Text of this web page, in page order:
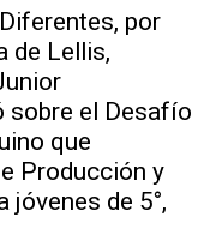
por
de Lellis,
sobre el Desafío
que
Producción y
jóvenes de 5°,